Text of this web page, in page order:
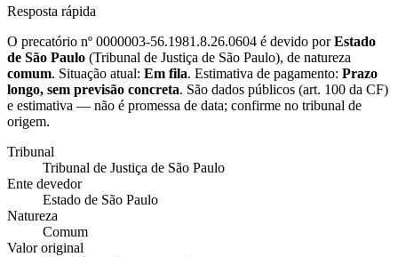
Resposta rápida
O precatório nº 0000003-56.1981.8.26.0604 é devido porEstado
de São Paulo (Tribunal de Justiça de São Paulo), de natureza
comum. Situação atual: Em fila. Estimativa de pagamento: Prazo
longo, sem previsão concreta. São dados públicos (art. 100 da CF)
e estimativa — não é promessa de data; confirme no tribunal de
origem.
Tribunal
Tribunal de Justiça de São Paulo
Ente devedor
Estado de São Paulo
Natureza
Comum
Valor original